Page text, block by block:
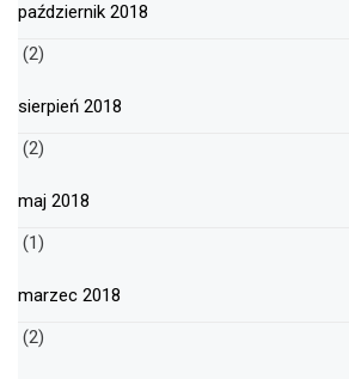
październik 2018
(2)
sierpień 2018
(2)
maj 2018
(1)
marzec 2018
(2)